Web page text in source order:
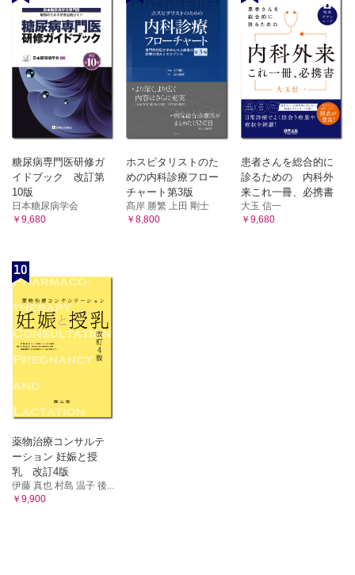
糖尿病専門医研修ガ
イドブック 改訂第
10版
日本糖尿病学会
￥9,680
ホスピタリストのた
めの内科診療フロー
チャート第3版
髙岸 勝繁 上田 剛士
￥8,800
患者さんを総合的に
診るための 内科外
来これ一冊、必携書
大玉 信一
￥9,680
10
薬物治療コンサルテ
ーション 妊娠と授
乳 改訂4版
伊藤 真也 村島 温子 後...
￥9,900